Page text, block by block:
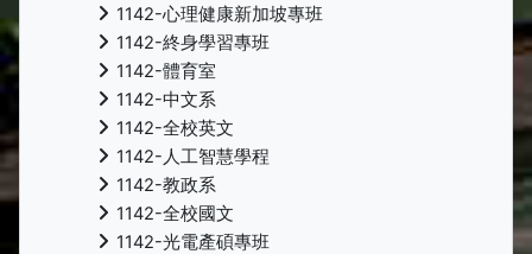
1142-心理健康新加坡專班
1142-終身學習專班
1142-體育室
1142-中文系
1142-全校英文
1142-人工智慧學程
1142-教政系
1142-全校國文
1142-光電產碩專班